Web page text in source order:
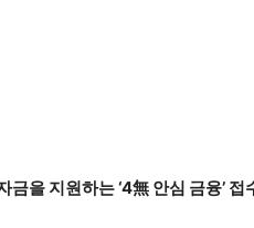
을 지원하는 ‘4無 안심 금융’